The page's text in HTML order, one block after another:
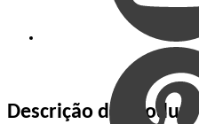
Descrição do Produto